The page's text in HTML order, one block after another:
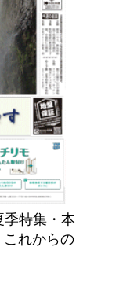
季特集・本
れからの